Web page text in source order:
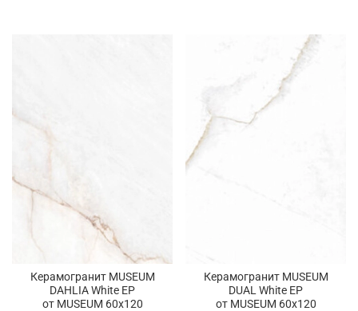
Керамогранит MUSEUM
DAHLIA White EP
от MUSEUM 60x120
Керамогранит MUSEUM
DUAL White EP
от MUSEUM 60x120